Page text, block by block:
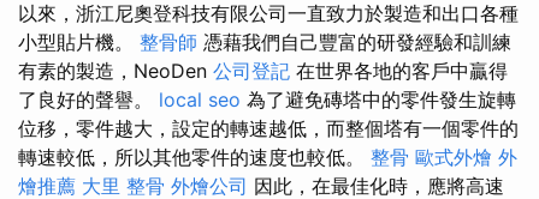
以來，浙江尼奧登科技有限公司一直致力於製造和出口各種
小型貼片機。 整骨師 憑藉我們自己豐富的研發經驗和訓練
有素的製造，NeoDen 公司登記 在世界各地的客戶中贏得
了良好的聲譽。 local seo 為了避免磚塔中的零件發生旋轉
位移，零件越大，設定的轉速越低，而整個塔有一個零件的
轉速較低，所以其他零件的速度也較低。 整骨 歐式外燴 外
燴推薦 大里 整骨 外燴公司 因此，在最佳化時，應將高速